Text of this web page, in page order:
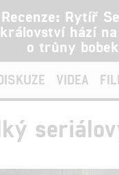
Recenze: Rytíř
království hází
o trůny bobek
VIDEA